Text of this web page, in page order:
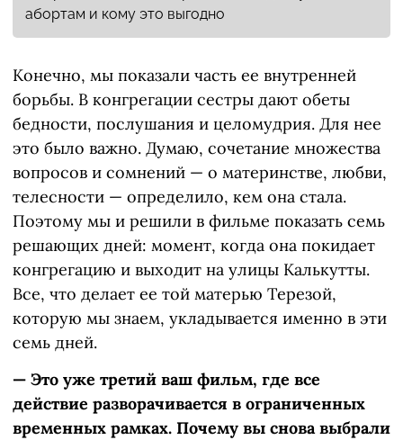
абортам и кому это выгодно
Конечно, мы показали часть ее внутренней
борьбы. В конгрегации сестры дают обеты
бедности, послушания и целомудрия. Для нее
это было важно. Думаю, сочетание множества
вопросов и сомнений — о материнстве, любви,
телесности — определило, кем она стала.
Поэтому мы и решили в фильме показать семь
решающих дней: момент, когда она покидает
конгрегацию и выходит на улицы Калькутты.
Все, что делает ее той матерью Терезой,
которую мы знаем, укладывается именно в эти
семь дней.
— Это уже третий ваш фильм, где все
действие разворачивается в ограниченных
временных рамках. Почему вы снова выбрали